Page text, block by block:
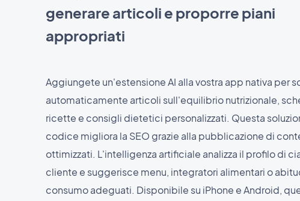
generare articoli e proporre piani
appropriati
Aggiungete un'estensione AI alla vostra app nativa per
automaticamente articoli sull'equilibrio nutrizionale,
ricette e consigli dietetici personalizzati. Questa
codice migliora la SEO grazie alla pubblicazione di
ottimizzati. L'intelligenza artificiale analizza il profilo di
cliente e suggerisce menu, integratori alimentari o
consumo adeguati. Disponibile su iPhone e Android,